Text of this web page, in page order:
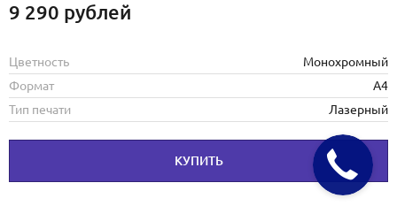
9 290 рублей
Цветность
Монохромный
Формат
А4
Тип печати
Лазерный
КУПИТЬ